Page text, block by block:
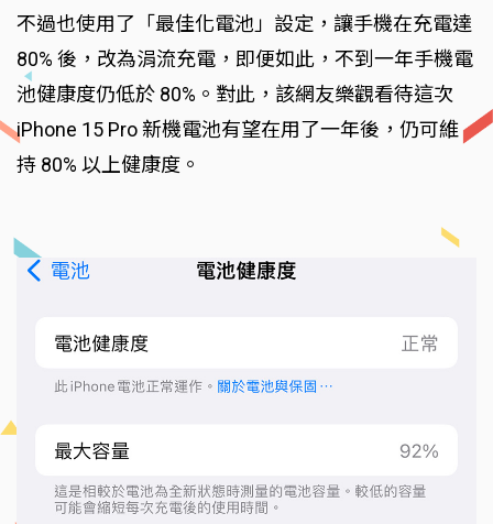
不過也使用了「最佳化電池」設定，讓手機在充電達
80% 後，改為涓流充電，即便如此，不到一年手機電
池健康度仍低於 80%。對此，該網友樂觀看待這次
iPhone 15 Pro 新機電池有望在用了一年後，仍可維
持 80% 以上健康度。